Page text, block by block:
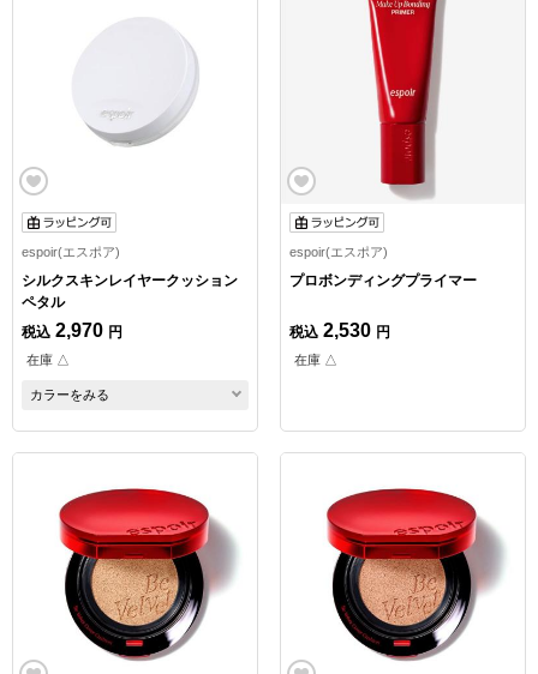
espoir(エスポア)
シルクスキンレイヤークッション
ペタル
税込 2,970 円
在庫 △
カラーをみる
espoir(エスポア)
プロボンディングプライマー
税込 2,530 円
在庫 △